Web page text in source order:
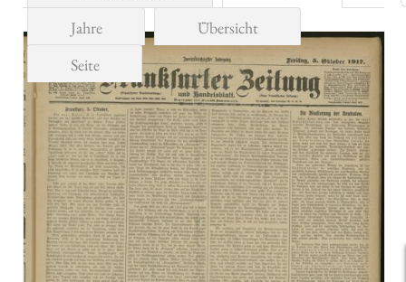
Jahre
Übersicht
Seite